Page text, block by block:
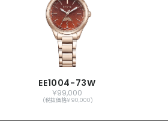
国際保証3年間(購入後1年以内にMY
CITIZENご登録で国内保証5年間)
EE1004-73W
￥99,000
(税抜価格￥90,000)